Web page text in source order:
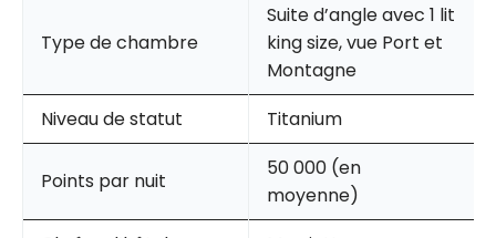
Type de chambre
Suite d’angle avec 1 lit
king size, vue Port et
Montagne
Niveau de statut
Titanium
Points par nuit
50 000 (en
moyenne)